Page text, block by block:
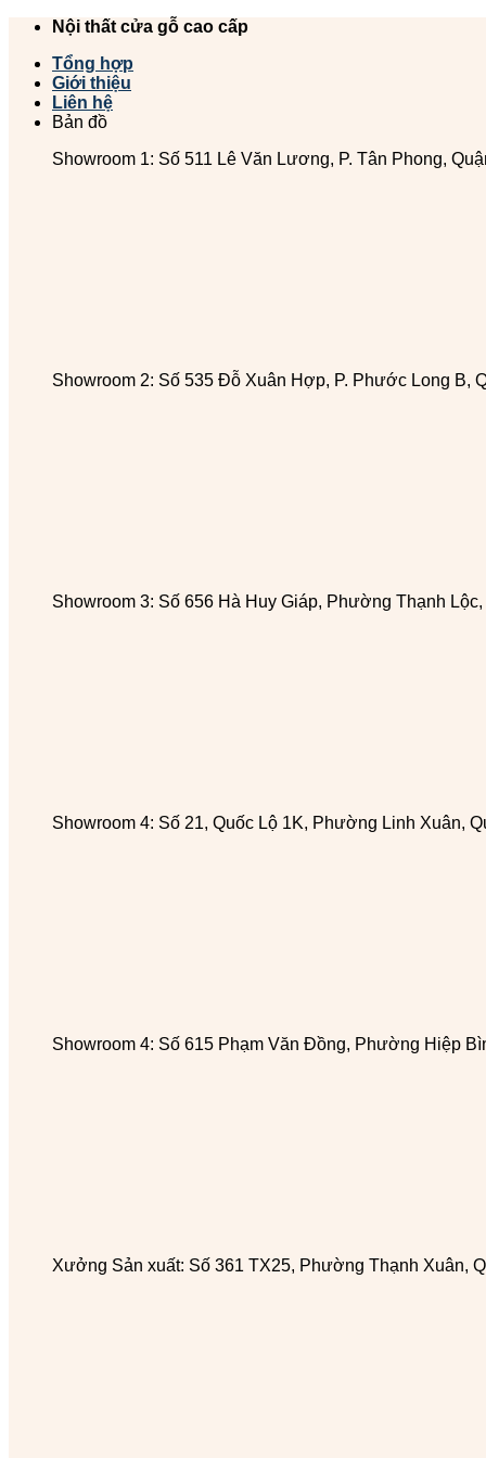
Chuyển
dung
Nội thất cửa gỗ cao cấp
Tổng hợp
Giới thiệu
Liên hệ
Bản đồ
Showroom 1: Số 511 Lê Văn Lương, P. Tân Phong,
Showroom 2: Số 535 Đỗ Xuân Hợp, P. Phước Long B,
Showroom 3: Số 656 Hà Huy Giáp, Phường Thạnh Lộc,
Showroom 4: Số 21, Quốc Lộ 1K, Phường Linh Xuân,
Showroom 4: Số 615 Phạm Văn Đồng, Phường Hiệp
Xưởng Sản xuất: Số 361 TX25, Phường Thạnh Xuân,